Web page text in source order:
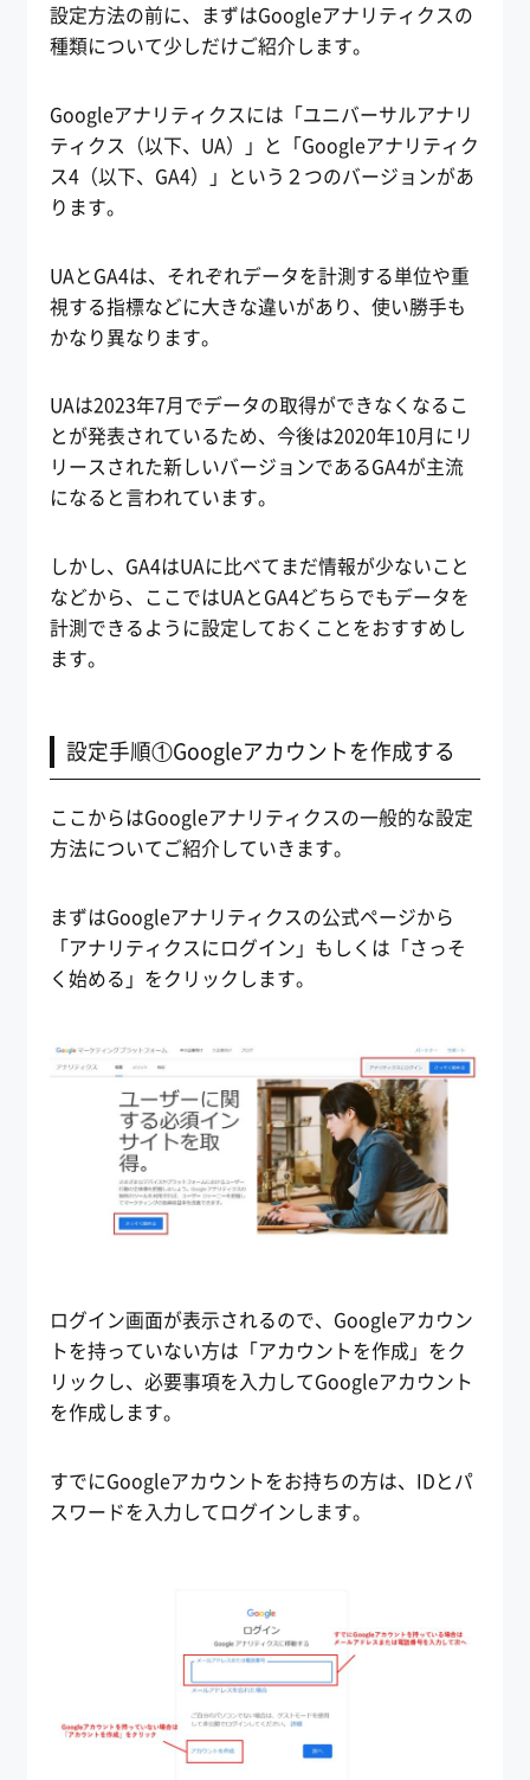
設定方法の前に、まずはGoogleアナリティクスの
種類について少しだけご紹介します。
Googleアナリティクスには「ユニバーサルアナリ
ティクス（以下、UA）」と「Googleアナリティク
ス4（以下、GA4）」という２つのバージョンがあ
ります。
UAとGA4は、それぞれデータを計測する単位や重
視する指標などに大きな違いがあり、使い勝手も
かなり異なります。
UAは2023年7月でデータの取得ができなくなるこ
とが発表されているため、今後は2020年10月にリ
リースされた新しいバージョンであるGA4が主流
になると言われています。
しかし、GA4はUAに比べてまだ情報が少ないこと
などから、ここではUAとGA4どちらでもデータを
計測できるように設定しておくことをおすすめし
ます。
設定手順①Googleアカウントを作成する
ここからはGoogleアナリティクスの一般的な設定
方法についてご紹介していきます。
まずはGoogleアナリティクスの公式ページから
「アナリティクスにログイン」もしくは「さっそ
く始める」をクリックします。
ログイン画面が表示されるので、Googleアカウン
トを持っていない方は「アカウントを作成」をク
リックし、必要事項を入力してGoogleアカウント
を作成します。
すでにGoogleアカウントをお持ちの方は、IDとパ
スワードを入力してログインします。